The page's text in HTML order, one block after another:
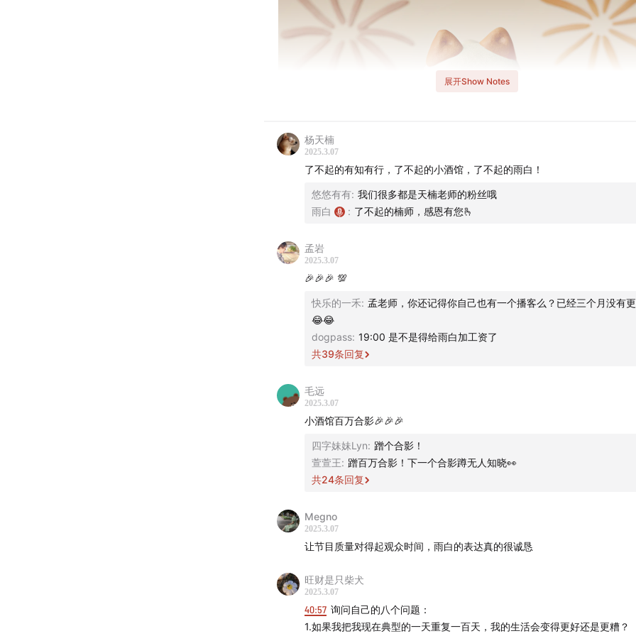
💯 欢迎来到知行小酒馆，这是一档有知有行出品的播客节目，我们关注
这是小酒馆创立四年以来的第一期单口节目，也是一期在我大脑后台里
概有半年的节目。
当这期节目上线时，小酒馆在小宇宙平台上的订阅即将突破百万。在这
大家对我们的支持。
回想知行小酒馆成立之初，我们聚焦于投资理财的话题，但随着节目的
们逐渐拓展了讨论范围。不少同行和听友在与我们交流时，都会提出一
「小酒馆的话题现在这么广，从投资聊到健康、家庭、幸福，是不是有
了？」这个问题让我觉得有必要专门用一期节目，聊聊财富的真正含义。
财富不仅仅是金钱，一个人的生活幸福与否，不能只看银行账户上的数
展开Show Notes
杨天楠
2025.3.07
了不起的有知有行，了不起的小酒馆，了不起的雨白！
悠悠有有: 我们很多都是天楠老师的粉丝哦
雨白
: 了不起的楠师，感恩有您🫰
孟岩
2025.3.07
🎉🎉🎉 💯
快乐的一禾: 孟老师，你还记得你自己也有一个播客么？已经三个月没有
😂😂
dogpass: 19:00 是不是得给雨白加工资了
共39条回复
毛远
2025.3.07
小酒馆百万合影🎉🎉🎉
四字妹妹Lyn: 蹭个合影！
萱萱王: 蹭百万合影！下一个合影蹲无人知晓👀
共24条回复
Megno
2025.3.07
让节目质量对得起观众时间，雨白的表达真的很诚恳
旺财是只柴犬
2025.3.07
40:57 询问自己的八个问题：
1.如果我把我现在典型的一天重复一百天，我的生活会变得更好还是更糟？